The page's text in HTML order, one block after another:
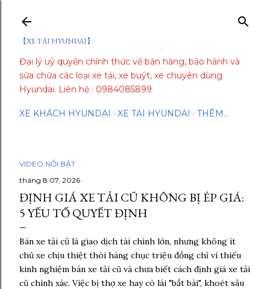
【XE TẢI HYUNDAI】
Đại lý uỷ quyền chính thức về bán hàng, bảo hành và
sửa chữa các loại xe tải, xe buýt, xe chuyên dùng
Hyundai. Liên hệ : 0984085899
XE KHÁCH HYUNDAI XE TẢI HYUNDAI THÊM…
VIDEO NỔI BẬT
tháng 8 07, 2026
ĐỊNH GIÁ XE TẢI CŨ KHÔNG BỊ ÉP GIÁ:
5 YẾU TỐ QUYẾT ĐỊNH
Bán xe tải cũ là giao dịch tài chính lớn, nhưng không ít
chủ xe chịu thiệt thòi hàng chục triệu đồng chỉ vì thiếu
kinh nghiệm bán xe tải cũ và chưa biết cách định giá xe tải
cũ chính xác. Việc bị thợ xe hay cò lái "bắt bài", khoét sâu